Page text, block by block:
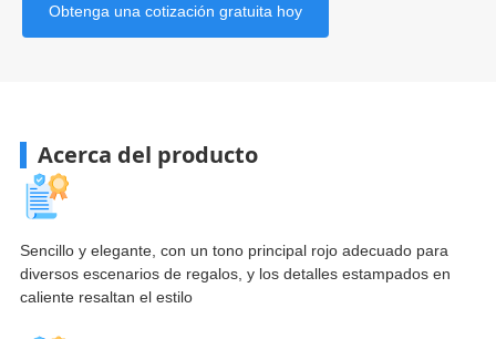
Obtenga una cotización gratuita hoy
Acerca del producto
Sencillo y elegante, con un tono principal rojo adecuado para
diversos escenarios de regalos, y los detalles estampados en
caliente resaltan el estilo